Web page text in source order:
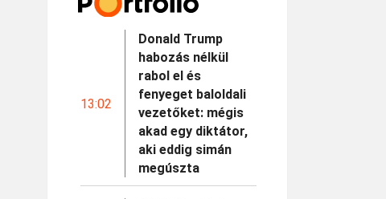
13:02
Donald Trump
habozás nélkül
rabol el és
fenyeget baloldali
vezetőket: mégis
akad egy diktátor,
aki eddig simán
megúszta